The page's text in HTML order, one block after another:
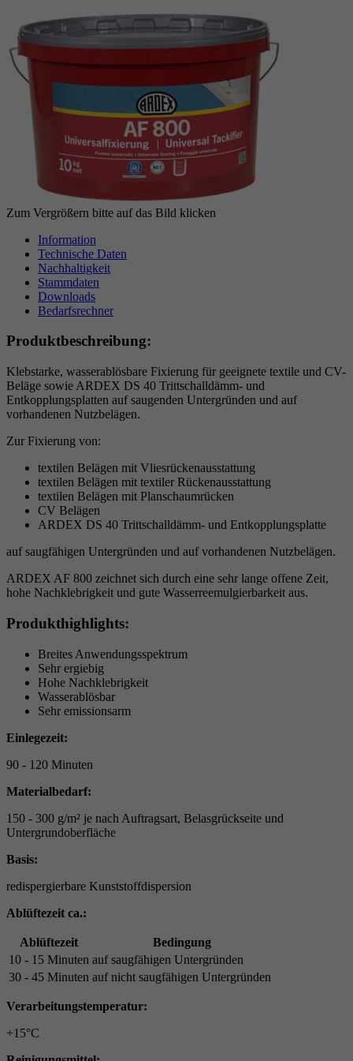
Zum Vergrößern bitte auf das Bild klicken
Information
Technische Daten
Nachhaltigkeit
Stammdaten
Downloads
Bedarfsrechner
Produktbeschreibung:
Klebstarke, wasserablösbare Fixierung für geeignete textile und CV-
Beläge sowie ARDEX DS 40 Trittschalldämm- und
Entkopplungsplatten auf saugenden Untergründen und auf
vorhandenen Nutzbelägen.
Zur Fixierung von:
textilen Belägen mit Vliesrückenausstattung
textilen Belägen mit textiler Rückenausstattung
textilen Belägen mit Planschaumrücken
CV Belägen
ARDEX DS 40 Trittschalldämm- und Entkopplungsplatte
auf saugfähigen Untergründen und auf vorhandenen Nutzbelägen.
ARDEX AF 800 zeichnet sich durch eine sehr lange offene Zeit,
hohe Nachklebrigkeit und gute Wasserreemulgierbarkeit aus.
Produkthighlights:
Breites Anwendungsspektrum
Sehr ergiebig
Hohe Nachklebrigkeit
Wasserablösbar
Sehr emissionsarm
Einlegezeit:
90 - 120 Minuten
Materialbedarf:
150 - 300 g/m² je nach Auftragsart, Belasgrückseite und
Untergrundoberfläche
Basis:
redispergierbare Kunststoffdispersion
Ablüftezeit ca.:
Ablüftezeit
Bedingung
10 - 15 Minuten auf saugfähigen Untergründen
30 - 45 Minuten auf nicht saugfähigen Untergründen
Verarbeitungstemperatur:
+15°C
Zweck
reCAPTCHA setzt ein notwendiges Cookie
(_GRECAPTCHA), wenn es zum Zweck der
Risikoanalyse ausgeführt wird.